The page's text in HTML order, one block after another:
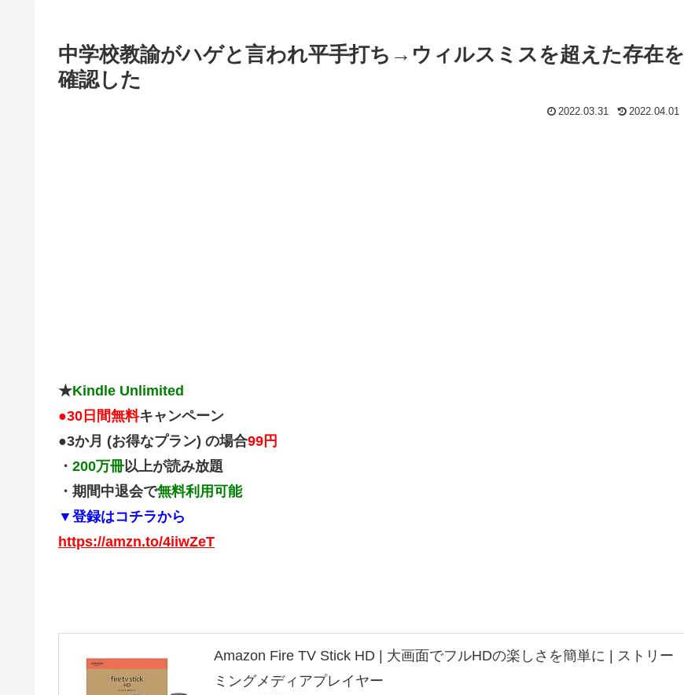
中学校教諭がハゲと言われ平手打ち→ウィルスミスを超えた存在を
確認した
2022.03.31 2022.04.01
★Kindle Unlimited
●30日間無料キャンペーン
●3か月 (お得なプラン) の場合99円
・ 200万冊以上が読み放題
・期間中退会で無料利用可能
▼登録はコチラから
https://amzn.to/4iiwZeT
Amazon Fire TV Stick HD | 大画面でフルHDの楽しさを簡単に | ストリー
ミングメディアプレイヤー